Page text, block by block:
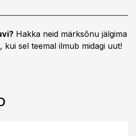
Hakka neid märksõnu jälgima
kui sel teemal ilmub midagi uut!